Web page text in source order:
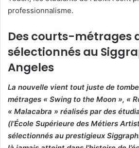
professionnalisme.
Des courts-métrages
sélectionnés au
Angeles
La nouvelle vient tout juste de
métrages « Swing to the Moon », «
« Malacabra » réalisés par des
(l’École Supérieure des Métiers
sélectionnés au prestigieux